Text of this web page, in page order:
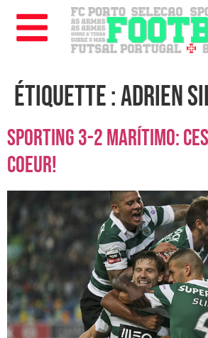
Étiquette :Adrien
Sporting 3-2 Marítimo:
coeur!